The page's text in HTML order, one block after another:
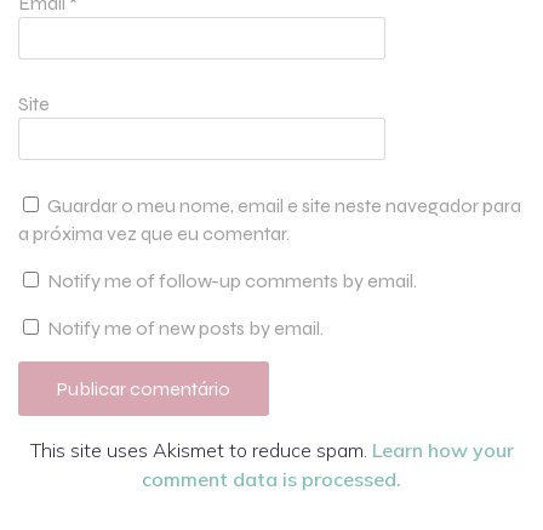
Site
Guardar o meu nome, email e site neste navegador para
a próxima vez que eu comentar.
Notify me of follow-up comments by email.
Notify me of new posts by email.
This site uses Akismet to reduce spam. Learn how your
comment data is processed.